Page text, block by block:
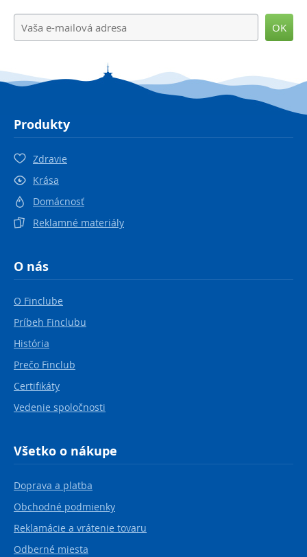
OK
Produkty
Zdravie
Krása
Domácnosť
Reklamné materiály
O nás
O Finclube
Príbeh Finclubu
História
Prečo Finclub
Certifikáty
Vedenie spoločnosti
Všetko o nákupe
Doprava a platba
Obchodné podmienky
Reklamácie a vrátenie tovaru
Odberné miesta